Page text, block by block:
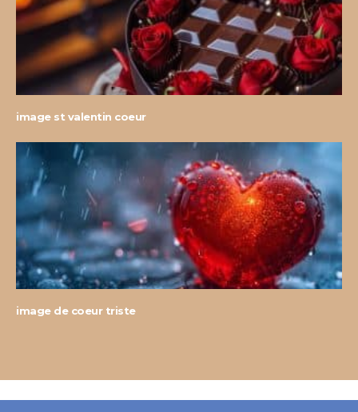
image st valentin coeur
image de coeur triste